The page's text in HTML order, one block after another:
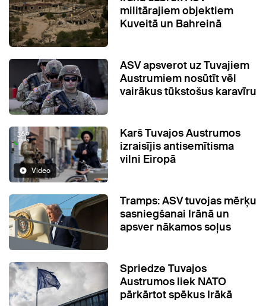
militārajiem objektiem
Kuveitā un Bahreinā
ASV apsverot uz Tuvajiem
Austrumiem nosūtīt vēl
vairākus tūkstošus karavīru
Video
Karš Tuvajos Austrumos
izraisījis antisemītisma
vilni Eiropā
Tramps: ASV tuvojas mērķu
sasniegšanai Irānā un
apsver nākamos soļus
Spriedze Tuvajos
Austrumos liek NATO
pārkārtot spēkus Irākā